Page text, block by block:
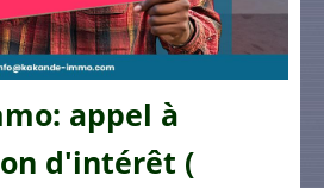
appel à
d'intérêt (